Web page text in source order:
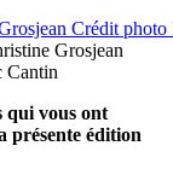
Grosjean
Cantin
qui vous ont
présente édition